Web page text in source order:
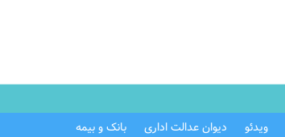
ویدئو دیوان عدالت اداری بانک و بیمه